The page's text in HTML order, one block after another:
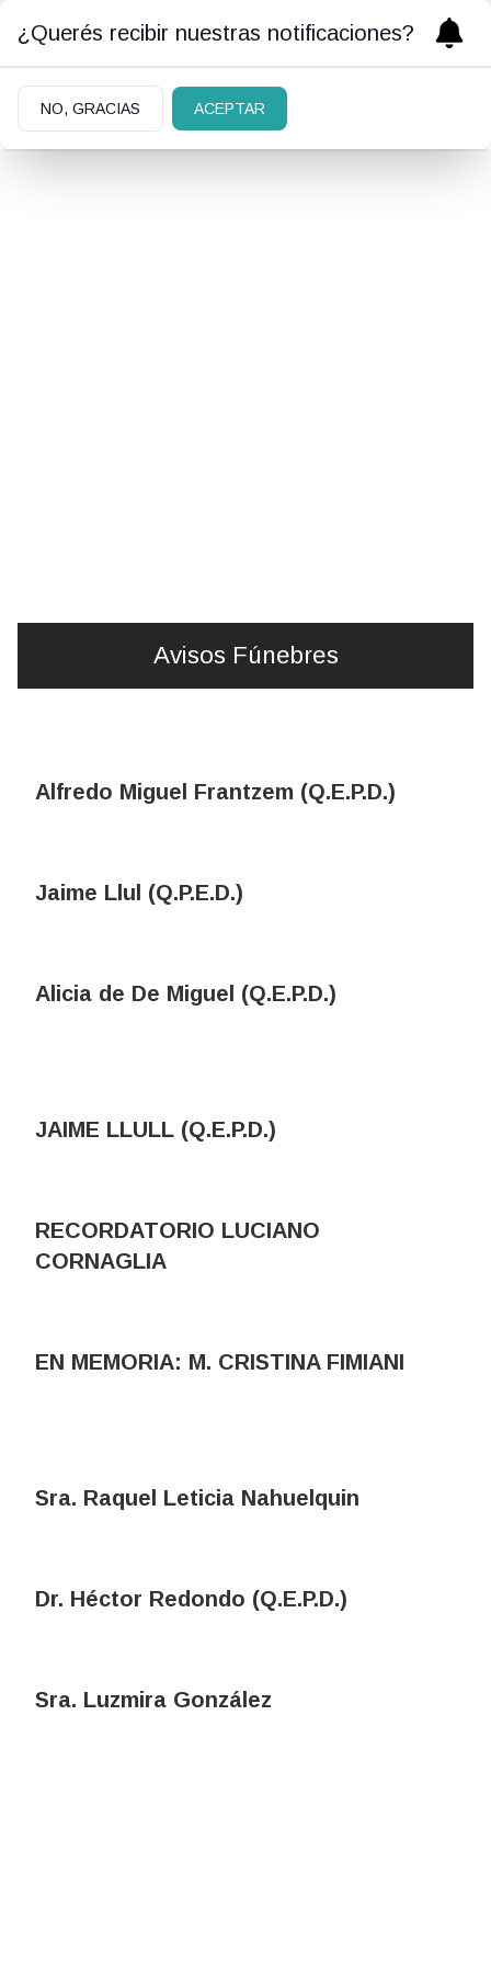
Avisos Fúnebres
Alfredo Miguel Frantzem (Q.E.P.D.)
Jaime Llul (Q.P.E.D.)
Alicia de De Miguel (Q.E.P.D.)
JAIME LLULL (Q.E.P.D.)
RECORDATORIO LUCIANO
CORNAGLIA
EN MEMORIA: M. CRISTINA FIMIANI
Sra. Raquel Leticia Nahuelquin
Dr. Héctor Redondo (Q.E.P.D.)
Sra. Luzmira González
¿Querés recibir nuestras notificaciones?
NO, GRACIAS ACEPTAR